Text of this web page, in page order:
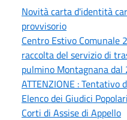
Novità carta d'identità
provvisorio
Centro Estivo Comunale
raccolta del servizio di
pulmino Montagnana
ATTENZIONE :
Elenco dei Giudici
Corti di Assise di Appello